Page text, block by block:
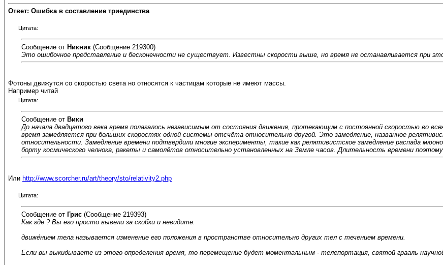
Ответ: Ошибка в составление триединства
Цитата:
Сообщение от Никник (Сообщение 219300)
Это ошибочное представление и бесконечности не существует. Известны скорости выше, но время не останавливается при
Фотоны движутся со скоростью света но относятся к частицам которые не имеют массы.
Например читай
Цитата:
Сообщение от Вики
До начала двадцатого века время полагалось независимым от состояния движения, протекающим с постоянной скоростью во
время замедляется при больших скоростях одной системы отсчёта относительно другой. Это замедление, названное
относительности. Замедление времени подтвердили многие эксперименты, такие как релятивистское замедление распада
борту космического челнока, ракеты и самолётов относительно установленных на Земле часов. Длительность времени
Или http://www.scorcher.ru/art/theory/sto/relativity2.php
Цитата:
Сообщение от Грис (Сообщение 219393)
Как где ? Вы его просто вывели за скобки и невидите.
движе́нием тела называется изменение его положения в пространстве относительно других тел с течением времени.
Если вы выкидываете из этого определения время, то перемещение будет моментальным - телепортация, святой грааль